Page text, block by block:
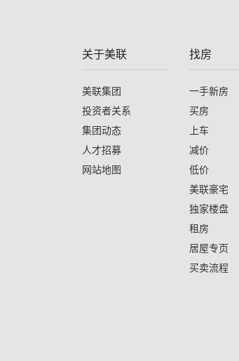
关于美联
美联集团
投资者关系
集团动态
人才招募
网站地图
找房
一手新房
买房
上车
减价
低价
美联豪宅
独家楼盘
租房
居屋专页
买卖流程